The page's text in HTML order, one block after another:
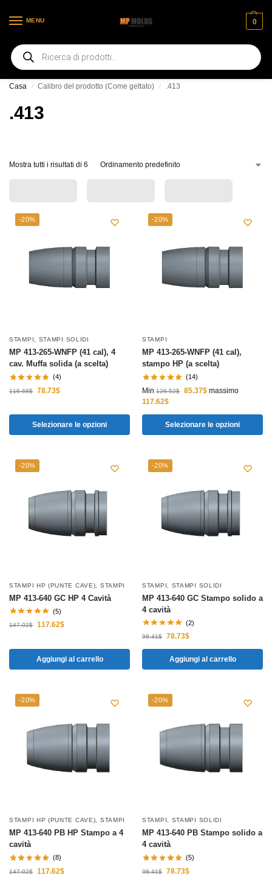
MENU 0
Benvenuti nella nostra nuova pagina web
Casa / Calibro del prodotto (Come gettato) / .413
.413
Mostra tutti i risultati di 6
-20%
STAMPI STAMPI SOLIDI
MP 413-265-WNFP (41 cal), 4
cav. Muffa solida (a scelta)
(4)
116.68$ 78.73$
Selezionare le opzioni
-20%
STAMPI
MP 413-265-WNFP (41 cal),
stampo HP (a scelta)
(14)
Min 126.52$ 85.37$ massimo
117.62$
Selezionare le opzioni
-20%
STAMPI HP (PUNTE CAVE) STAMPI
MP 413-640 GC HP 4 Cavità
(5)
147.02$ 117.62$
Aggiungi al carrello
-20%
STAMPI STAMPI SOLIDI
MP 413-640 GC Stampo solido a
4 cavità
(2)
98.41$ 78.73$
Aggiungi al carrello
-20%
STAMPI HP (PUNTE CAVE) STAMPI
MP 413-640 PB HP Stampo a 4
cavità
(8)
147.02$ 117.62$
-20%
STAMPI STAMPI SOLIDI
MP 413-640 PB Stampo solido a
4 cavità
(5)
98.41$ 78.73$